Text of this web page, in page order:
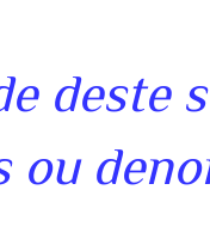
deste
ou